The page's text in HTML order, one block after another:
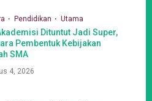
Pendidikan Utama
Dituntut Jadi Super,
Pembentuk Kebijakan
SMA
4, 2026